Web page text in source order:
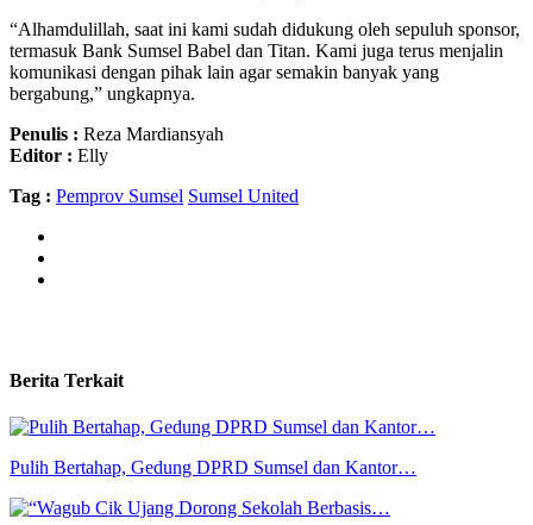
“Alhamdulillah, saat ini kami sudah didukung oleh sepuluh sponsor,
termasuk Bank Sumsel Babel dan Titan. Kami juga terus menjalin
komunikasi dengan pihak lain agar semakin banyak yang
bergabung,” ungkapnya.
Penulis : Reza Mardiansyah
Editor : Elly
Tag : Pemprov Sumsel Sumsel United
Berita Terkait
Pulih Bertahap, Gedung DPRD Sumsel dan Kantor…